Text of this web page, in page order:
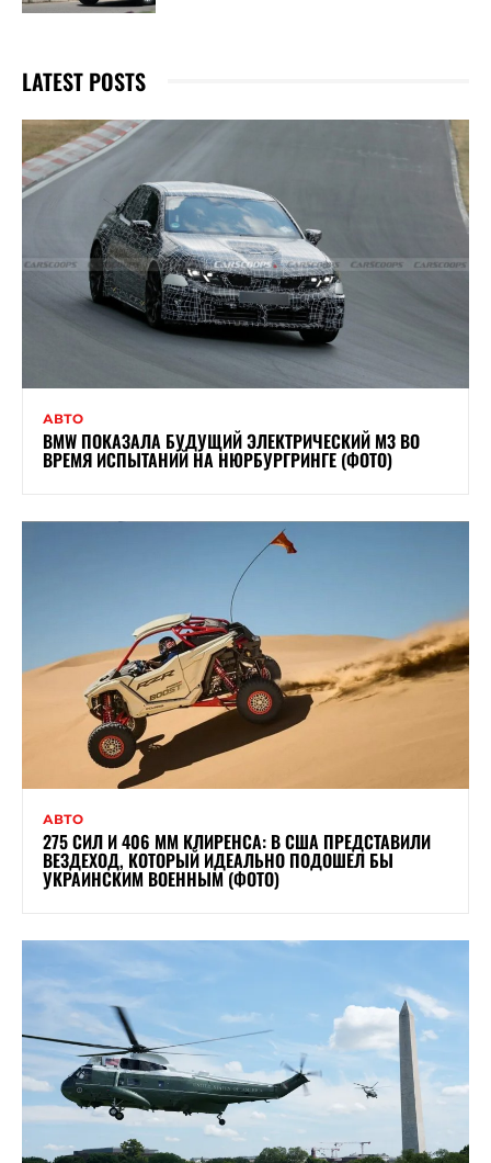
LATEST POSTS
АВТО
BMW ПОКАЗАЛА БУДУЩИЙ ЭЛЕКТРИЧЕСКИЙ M3 ВО
ВРЕМЯ ИСПЫТАНИЙ НА НЮРБУРГРИНГЕ (ФОТО)
АВТО
275 СИЛ И 406 ММ КЛИРЕНСА: В США ПРЕДСТАВИЛИ
ВЕЗДЕХОД, КОТОРЫЙ ИДЕАЛЬНО ПОДОШЕЛ БЫ
УКРАИНСКИМ ВОЕННЫМ (ФОТО)